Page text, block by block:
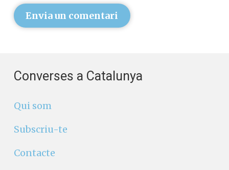
Envia un comentari
Converses a Catalunya
Qui som
Subscriu-te
Contacte